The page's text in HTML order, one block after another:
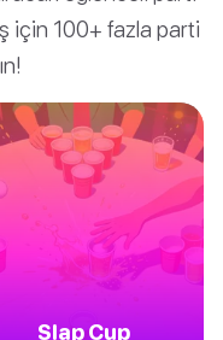
için 100+ fazla parti
Slap Cup